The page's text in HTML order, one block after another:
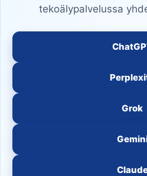
tekoälypalvelussa
Grok